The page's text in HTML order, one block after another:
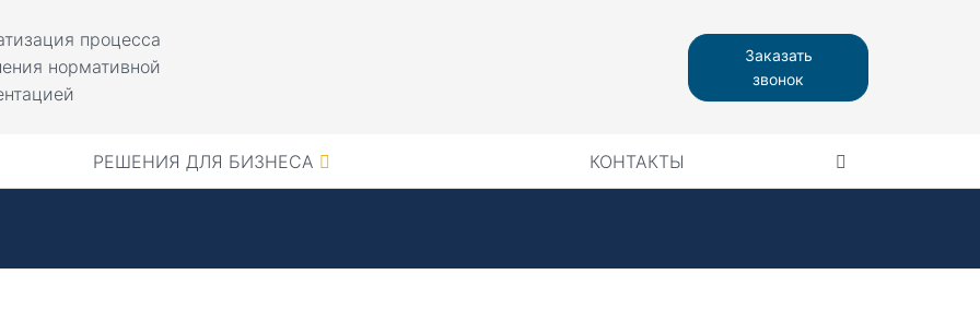
процесса
нормативной
Заказать
звонок
РЕШЕНИЯ ДЛЯ БИЗНЕСА КОНТАКТЫ